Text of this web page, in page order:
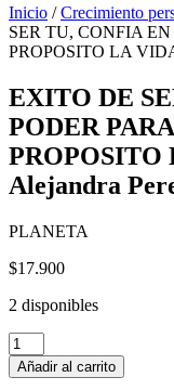
Inicio /Crecimiento
SER TU, CONFIA
PROPOSITO LA
EXITO DE
PODER
PROPOSITO
Alejandra
PLANETA
$17.900
2 disponibles
EXITO
DE
SER
Añadir al carrito